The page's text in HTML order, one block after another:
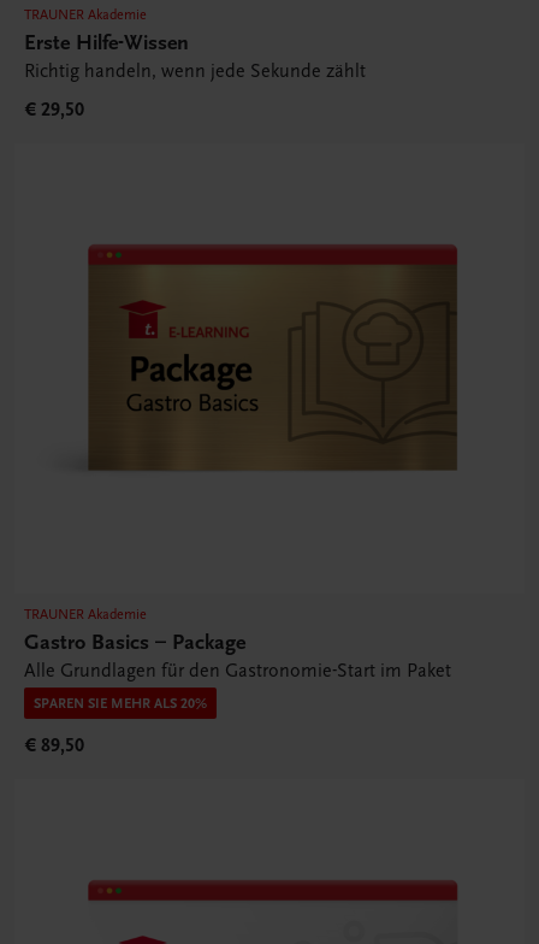
TRAUNER Akademie
Erste Hilfe-Wissen
Richtig handeln, wenn jede Sekunde zählt
€ 29,50
TRAUNER Akademie
Gastro Basics – Package
Alle Grundlagen für den Gastronomie-Start im Paket
SPAREN SIE MEHR ALS 20%
€ 89,50